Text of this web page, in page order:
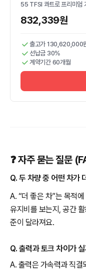
55 TFSI 콰트로 프리미엄
832,339원
출고가 130,620,000
선납금 30%
계약기간 60개월
❓ 자주 묻는 질문
Q. 두 차량 중 어떤 차가
A. “더 좋은 차”는 목적
유지비를 보는지, 공간
준이 달라져요.
Q. 출력과 토크 차이가
A. 출력은 가속력과 직결